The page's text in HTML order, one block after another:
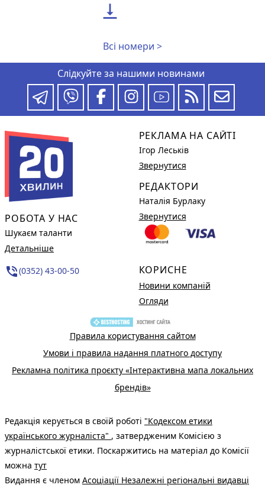

Всі номери >
Слідкуйте за нашими новинами
РОБОТА У НАС
Шукаєм таланти
Детальніше
phone_in_talk(0352) 43-00-50
РЕКЛАМА НА САЙТІ
Ігор Леськів
Звернутися
РЕДАКТОРИ
Наталія Бурлаку
Звернутися
КОРИСНЕ
Новини компаній
Огляди
Правила користування сайтом
Умови і правила надання платного доступу
Рекламна політика проєкту «Інтерактивна мапа локальних
брендів»
Редакція керується в своїй роботі "Кодексом етики
українського журналіста" , затвердженим Комісією з
журналістської етики. Поскаржитись на матеріал до Комісії
можна тут
Видання є членом Асоціації Незалежні регіональні видавці